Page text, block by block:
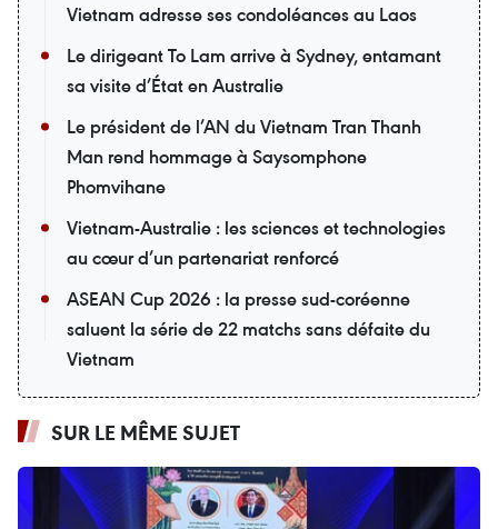
Vietnam adresse ses condoléances au Laos
Le dirigeant To Lam arrive à Sydney, entamant
sa visite d’État en Australie
Le président de l’AN du Vietnam Tran Thanh
Man rend hommage à Saysomphone
Phomvihane
Vietnam-Australie : les sciences et technologies
au cœur d’un partenariat renforcé
ASEAN Cup 2026 : la presse sud-coréenne
saluent la série de 22 matchs sans défaite du
Vietnam
SUR LE MÊME SUJET